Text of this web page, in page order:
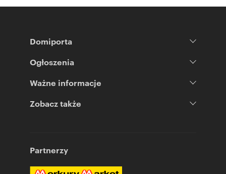
Domiporta
Ogłoszenia
Ważne informacje
Zobacz także
Partnerzy